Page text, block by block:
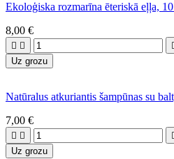
Ekoloģiska rozmarīna ēteriskā eļļa,
8,00 €
 
Uz grozu
Natūralus atkuriantis šampūnas su
7,00 €
 
Uz grozu